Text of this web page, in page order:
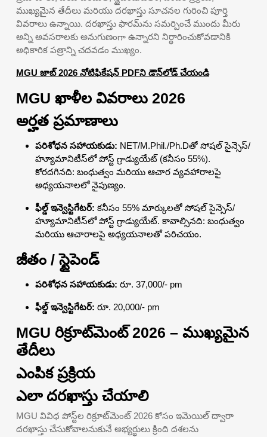
ముఖ్యమైన తేదీలు మరియు దరఖాస్తు సూచనల గురించి పూర్తి
వివరాలు ఉన్నాయి. దరఖాస్తు ఫారమ్‌ను సమర్పించే ముందు మీరు
అన్ని అవసరాలకు అనుగుణంగా ఉన్నారని నిర్ధారించుకోవడానికి
అధికారిక పత్రాన్ని చదవడం ముఖ్యం.
MGU జాబ్ 2026 నోటిఫికేషన్ PDFని డౌన్‌లోడ్ చేయండి
MGU ఖాళీల వివరాలు 2026
అర్హత ప్రమాణాలు
పరిశోధన సహాయకుడు: NET/M.Phil./Ph.Dతో సోషల్ సైన్సెస్/
హ్యూమానిటీస్‌లో పోస్ట్ గ్రాడ్యుయేట్ (కనీసం 55%).
కోరదగినది: బంధుత్వం మరియు ఆచార వ్యవహారాలపై
అధ్యయనాలలో నైపుణ్యం.
ఫీల్డ్ ఇన్వెస్టిగేటర్: కనీసం 55% మార్కులతో సోషల్ సైన్సెస్/
హ్యూమానిటీస్‌లో పోస్ట్ గ్రాడ్యుయేట్. కావాల్సినది: బంధుత్వం
మరియు ఆచారాలపై అధ్యయనాలతో పరిచయం.
జీతం / స్టైపెండ్
పరిశోధన సహాయకుడు: రూ. 37,000/- pm
ఫీల్డ్ ఇన్వెస్టిగేటర్: రూ. 20,000/- pm
MGU రిక్రూట్‌మెంట్ 2026 – ముఖ్యమైన
తేదీలు
ఎంపిక ప్రక్రియ
ఎలా దరఖాస్తు చేయాలి
MGU వివిధ పోస్ట్‌ల రిక్రూట్‌మెంట్ 2026 కోసం ఇమెయిల్ ద్వారా
దరఖాస్తు చేసుకోవాలనుకునే అభ్యర్థులు క్రింది దశలను